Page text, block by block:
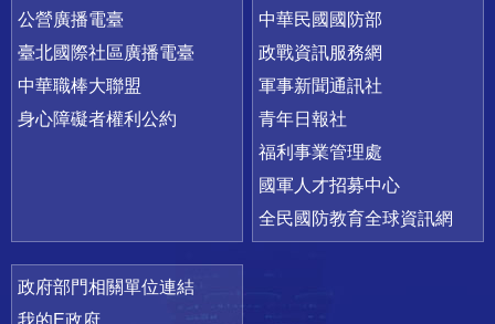
公營廣播電臺
臺北國際社區廣播電臺
中華職棒大聯盟
身心障礙者權利公約
中華民國國防部
政戰資訊服務網
軍事新聞通訊社
青年日報社
福利事業管理處
國軍人才招募中心
全民國防教育全球資訊網
政府部門相關單位連結
我的E政府